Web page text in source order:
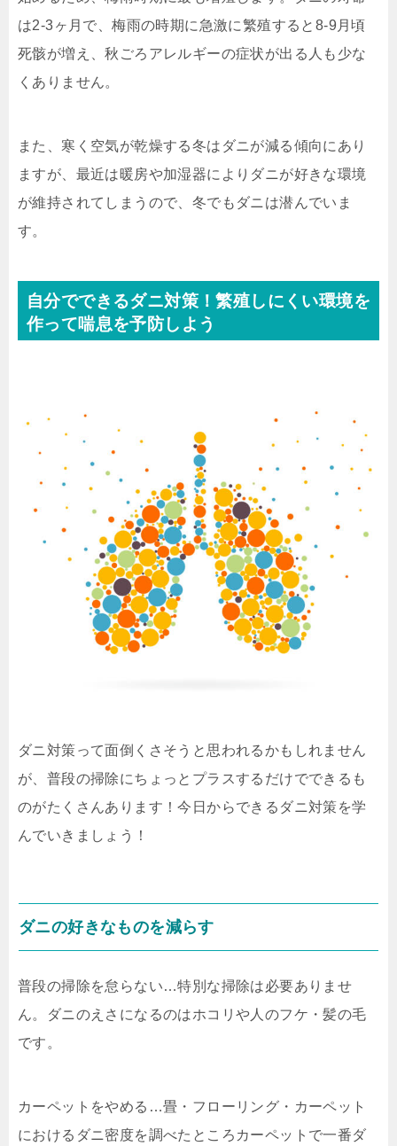
は2-3ヶ月で、梅雨の時期に急激に繁殖すると8-9月頃
死骸が増え、秋ごろアレルギーの症状が出る人も少な
くありません。
また、寒く空気が乾燥する冬はダニが減る傾向にあり
ますが、最近は暖房や加湿器によりダニが好きな環境
が維持されてしまうので、冬でもダニは潜んでいま
す。
自分でできるダニ対策！繁殖しにくい環境を
作って喘息を予防しよう
ダニ対策って面倒くさそうと思われるかもしれません
が、普段の掃除にちょっとプラスするだけでできるも
のがたくさんあります！今日からできるダニ対策を学
んでいきましょう！
ダニの好きなものを減らす
普段の掃除を怠らない…特別な掃除は必要ありませ
ん。ダニのえさになるのはホコリや人のフケ・髪の毛
です。
カーペットをやめる…畳・フローリング・カーペット
におけるダニ密度を調べたところカーペットで一番ダ